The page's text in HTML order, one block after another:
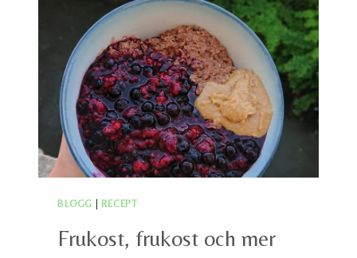
SYDOSTASIEN
BLOGG RECEPT
Frukost, frukost och mer